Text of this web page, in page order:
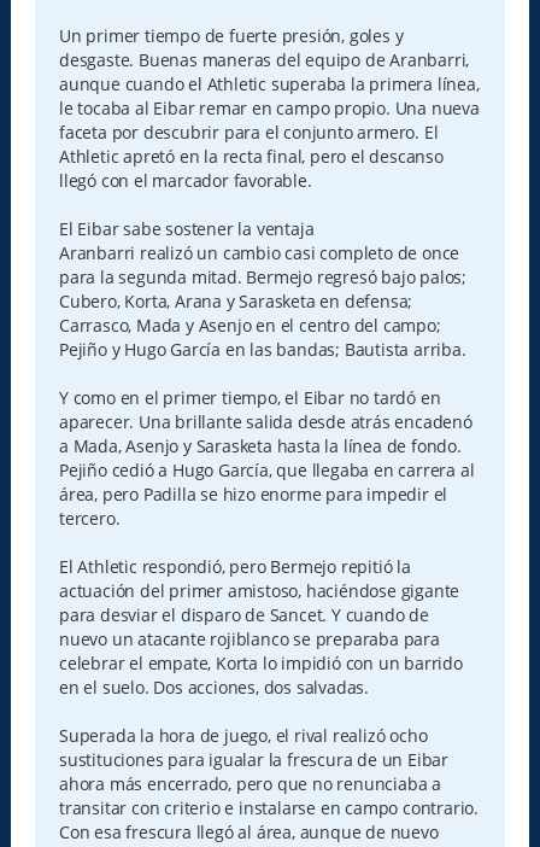
Un primer tiempo de fuerte presión, goles y
desgaste. Buenas maneras del equipo de Aranbarri,
aunque cuando el Athletic superaba la primera línea,
le tocaba al Eibar remar en campo propio. Una nueva
faceta por descubrir para el conjunto armero. El
Athletic apretó en la recta final, pero el descanso
llegó con el marcador favorable.
El Eibar sabe sostener la ventaja
Aranbarri realizó un cambio casi completo de once
para la segunda mitad. Bermejo regresó bajo palos;
Cubero, Korta, Arana y Sarasketa en defensa;
Carrasco, Mada y Asenjo en el centro del campo;
Pejiño y Hugo García en las bandas; Bautista arriba.
Y como en el primer tiempo, el Eibar no tardó en
aparecer. Una brillante salida desde atrás encadenó
a Mada, Asenjo y Sarasketa hasta la línea de fondo.
Pejiño cedió a Hugo García, que llegaba en carrera al
área, pero Padilla se hizo enorme para impedir el
tercero.
El Athletic respondió, pero Bermejo repitió la
actuación del primer amistoso, haciéndose gigante
para desviar el disparo de Sancet. Y cuando de
nuevo un atacante rojiblanco se preparaba para
celebrar el empate, Korta lo impidió con un barrido
en el suelo. Dos acciones, dos salvadas.
Superada la hora de juego, el rival realizó ocho
sustituciones para igualar la frescura de un Eibar
ahora más encerrado, pero que no renunciaba a
transitar con criterio e instalarse en campo contrario.
Con esa frescura llegó al área, aunque de nuevo